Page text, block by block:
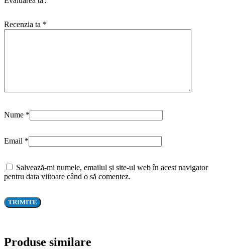
Recenzia ta *
Nume *
Email *
Salvează-mi numele, emailul și site-ul web în acest navigator
pentru data viitoare când o să comentez.
Produse similare